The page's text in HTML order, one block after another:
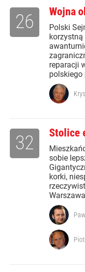
Wojna
Polski
reparacji
polskiego
26
Stolice
sobie
korki,
32